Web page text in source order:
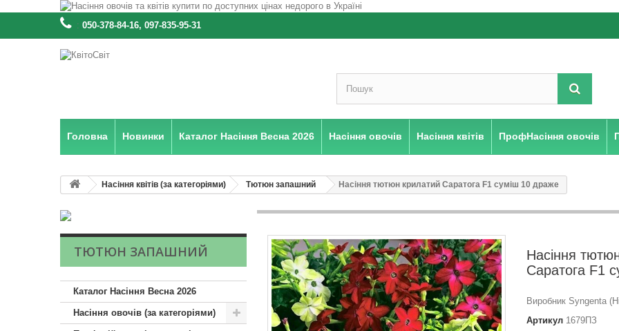
: 050-378-84-16, 097-835-95-31
Головна Новинки Каталог Насіння Весна 2026 Насіння овочів Насіння квітів ПрофНасіння овочів
Насіння квітів (за категоріями) Тютюн запашний Насіння тютюн крилатий Саратога F1 суміш 10 драже
ТЮТЮН ЗАПАШНИЙ
Каталог Насіння Весна 2026
Насіння овочів (за категоріями)
Насіння
Саратога F1
Виробник Syngenta
Артикул 1679ПЗ